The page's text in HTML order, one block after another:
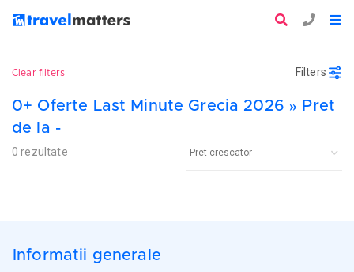
Clear filters Filters
0+ Oferte Last Minute Grecia 2026 » Pret
de la -
0 rezultate
Informatii generale